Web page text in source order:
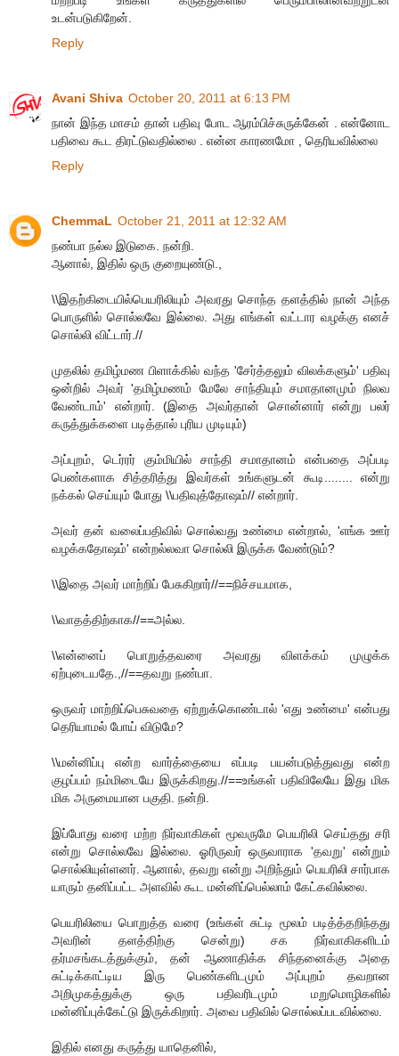
உடன்படுகிறேன்.
Reply
Avani Shiva October 20, 2011 at 6:13 PM
நான் இந்த மாசம் தான் பதிவு போட ஆரம்பிச்சுருக்கேன் . என்னோட
பதிவை கூட திரட்டுவதில்லை . என்ன காரணமோ , தெரியவில்லை
Reply
ChemmaL October 21, 2011 at 12:32 AM
நண்பா நல்ல இடுகை. நன்றி.
ஆனால், இதில் ஒரு குறையுண்டு.,
\\இதற்கிடையில்பெயரிலியும் அவரது சொந்த தளத்தில் நான் அந்த
பொருளில் சொல்லவே இல்லை. அது எங்கள் வட்டார வழக்கு எனச்
சொல்லி விட்டார்.//
முதலில் தமிழ்மண பிளாக்கில் வந்த 'சேர்த்தலும் விலக்களும்' பதிவு
ஒன்றில் அவர் 'தமிழ்மணம் மேலே சாந்தியும் சமாதானமும் நிலவ
வேண்டாம்' என்றார். (இதை அவர்தான் சொன்னார் என்று பலர்
கருத்துக்களை படித்தால் புரிய முடியும்)
அப்புறம், டெர்ரர் கும்மியில் சாந்தி சமாதானம் என்பதை அப்படி
பெண்களாக சித்தரித்து இவர்கள் உங்களுடன் கூடி........ என்று
நக்கல் செய்யும் போது \\பதிவுத்தோஷம்// என்றார்.
அவர் தன் வலைப்பதிவில் சொல்வது உண்மை என்றால், 'எங்க ஊர்
வழக்கதோஷம்' என்றல்லவா சொல்லி இருக்க வேண்டும்?
\\இதை அவர் மாற்றிப் பேசுகிறார்//==நிச்சயமாக,
\\வாதத்திற்காக//==அல்ல.
\\என்னைப் பொறுத்தவரை அவரது விளக்கம் முழுக்க
ஏற்புடையதே.,//==தவறு நண்பா.
ஒருவர் மாற்றிப்பெசுவதை ஏற்றுக்கொண்டால் 'எது உண்மை' என்பது
தெரியாமல் போய் விடுமே?
\\மன்னிப்பு என்ற வார்த்தையை எப்படி பயன்படுத்துவது என்ற
குழப்பம் நம்மிடையே இருக்கிறது.//==உங்கள் பதிவிலேயே இது மிக
மிக அருமையான பகுதி. நன்றி.
இப்போது வரை மற்ற நிர்வாகிகள் மூவருமே பெயரிலி செய்தது சரி
என்று சொல்லவே இல்லை. ஓரிருவர் ஒருவாராக 'தவறு' என்றும்
சொல்லியுள்ளனர். ஆனால், தவறு என்று அறிந்தும் பெயரிலி சார்பாக
யாரும் தனிப்பட்ட அளவில் கூட மன்னிப்பெல்லாம் கேட்கவில்லை.
பெயரிலியை பொறுத்த வரை (உங்கள் சுட்டி மூலம் படித்த்தறிந்தது
அவரின் தளத்திற்கு சென்று) சக நிர்வாகிகளிடம்
தர்மசங்கடத்துக்கும், தன் ஆணாதிக்க சிந்தனைக்கு அதை
சுட்டிக்காட்டிய இரு பெண்களிடமும் அப்புறம் தவறான
அறிமுகத்துக்கு ஒரு பதிவரிடமும் மறுமொழிகளில்
மன்னிப்புக்கேட்டு இருக்கிறார். அவை பதிவில் சொல்லப்படவில்லை.
இதில் எனது கருத்து யாதெனில்,